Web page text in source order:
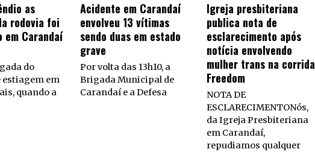
as
rodovia foi
Carandaí
do
estiagem em
quando a
Acidente em Carandaí
envolveu 13 vítimas
sendo duas em estado
grave
Por volta das 13h10, a
Brigada Municipal de
Carandaí e a Defesa
Igreja presbiteriana
publica nota de
esclarecimento após
notícia envolvendo
mulher trans na corrida
Freedom
NOTA DE
ESCLARECIMENTONós,
da Igreja Presbiteriana
em Carandaí,
repudiamos qualquer